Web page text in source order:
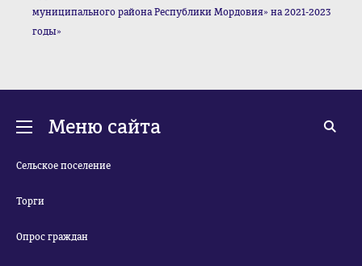
муниципального района Республики Мордовия» на 2021-2023
годы»
Меню сайта
Сельское поселение
Торги
Опрос граждан